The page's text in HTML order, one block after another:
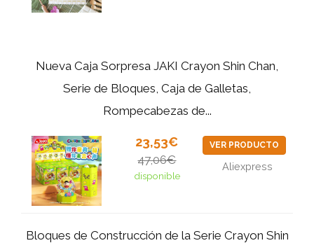
Nueva Caja Sorpresa JAKI Crayon Shin Chan,
Serie de Bloques, Caja de Galletas,
Rompecabezas de...
23,53€
47,06€
disponible
VER PRODUCTO
Aliexpress
Bloques de Construcción de la Serie Crayon Shin